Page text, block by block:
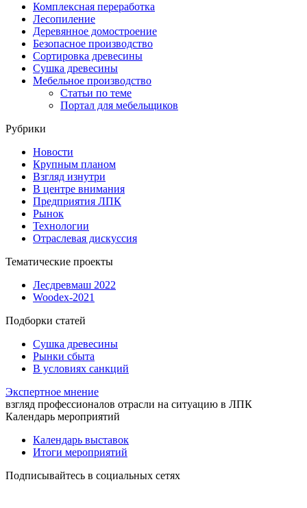
Комплексная переработка
Лесопиление
Деревянное домостроение
Безопасное производство
Сортировка древесины
Сушка древесины
Мебельное производство
Статьи по теме
Портал для мебельщиков
Рубрики
Новости
Крупным планом
Взгляд изнутри
В центре внимания
Предприятия ЛПК
Рынок
Технологии
Отраслевая дискуссия
Тематические проекты
Лесдревмаш 2022
Woodex-2021
Подборки статей
Сушка древесины
Рынки сбыта
В условиях санкций
Экспертное мнение
взгляд профессионалов отрасли на ситуацию в ЛПК
Календарь мероприятий
Календарь выставок
Итоги мероприятий
Подписывайтесь в социальных сетях